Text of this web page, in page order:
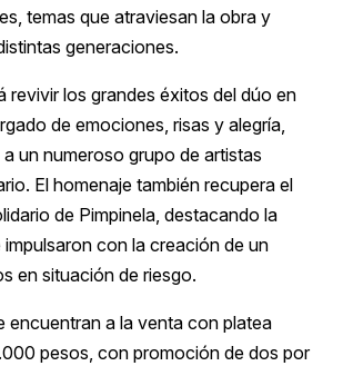
temas que atraviesan la obra y
generaciones.
revivir los grandes éxitos del dúo en
de emociones, risas y alegría,
un numeroso grupo de artistas
El homenaje también recupera el
de Pimpinela, destacando la
con la creación de un
en situación de riesgo.
encuentran a la venta con platea
pesos, con promoción de dos por